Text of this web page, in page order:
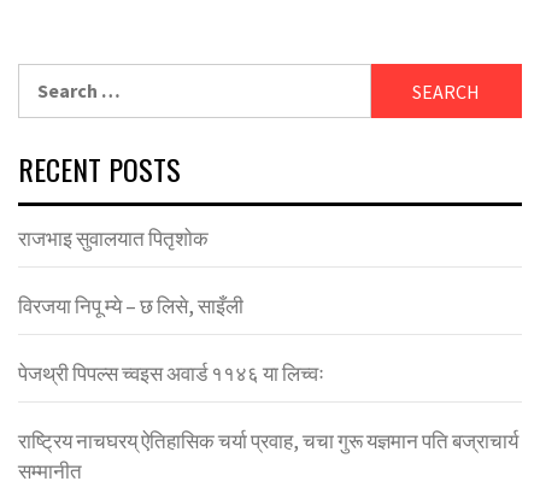
RECENT POSTS
राजभाइ सुवालयात पितृशाेक
विरजया निपू म्ये – छ लिसे, साइँली
पेजथ्री पिपल्स च्वइस अवार्ड ११४६ या लिच्वः
राष्ट्रिय नाचघरय् ऐतिहासिक चर्या प्रवाह, चचा गुरू यज्ञमान पति बज्राचार्य
सम्मानीत